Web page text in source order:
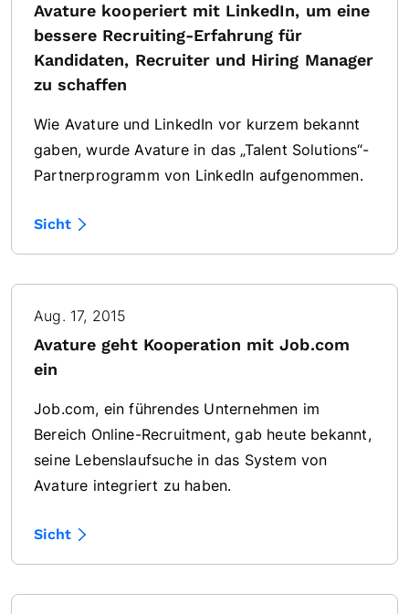
Avature kooperiert mit LinkedIn, um eine
bessere Recruiting-Erfahrung für
Kandidaten, Recruiter und Hiring Manager
zu schaffen
Wie Avature und LinkedIn vor kurzem bekannt
gaben, wurde Avature in das „Talent Solutions“-
Partnerprogramm von LinkedIn aufgenommen.
Sicht
Aug. 17, 2015
Avature geht Kooperation mit Job.com
ein
Job.com, ein führendes Unternehmen im
Bereich Online-Recruitment, gab heute bekannt,
seine Lebenslaufsuche in das System von
Avature integriert zu haben.
Sicht